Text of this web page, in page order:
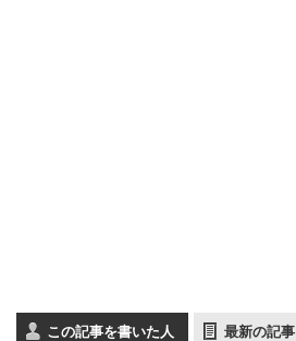
この記事を書いた人 最新の記事